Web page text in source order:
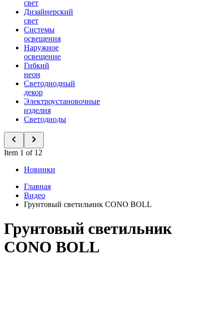
свет
Дизайнерский
свет
Системы
освещения
Наружное
освещение
Гибкий
неон
Светодиодный
декор
Электроустановочные
изделия
Светодиоды
Item 1 of 12
Новинки
Главная
Видео
Грунтовый светильник CONO BOLL
Грунтовый светильник
CONO BOLL